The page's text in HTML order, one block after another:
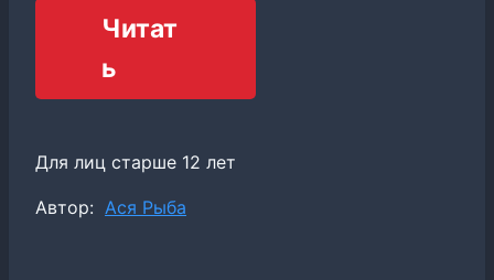
Читат
ь
Для лиц старше 12 лет
Метки
Автор: Ася Рыба